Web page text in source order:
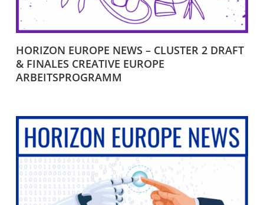
HORIZON EUROPE NEWS – CLUSTER 2 DRAFT
& FINALES CREATIVE EUROPE
ARBEITSPROGRAMM